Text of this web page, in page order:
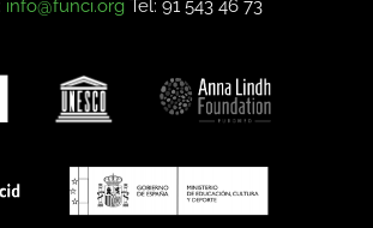
info@funci.org Tel: 91 543 46 73